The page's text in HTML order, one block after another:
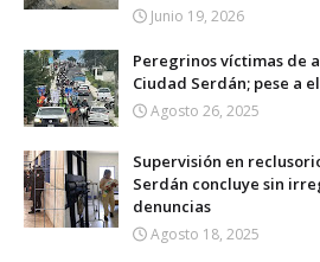
Junio 19, 2026
Peregrinos víctimas de
Ciudad Serdán; pese a
Agosto 26, 2025
Supervisión en
Serdán concluye sin
denuncias
Agosto 18, 2025